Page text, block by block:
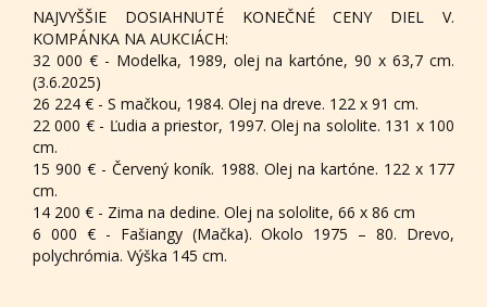
NAJVYŠŠIE DOSIAHNUTÉ KONEČNÉ CENY DIEL V.
KOMPÁNKA NA AUKCIÁCH:
32 000 € - Modelka, 1989, olej na kartóne, 90 x 63,7 cm.
(3.6.2025)
26 224 € - S mačkou, 1984. Olej na dreve. 122 x 91 cm.
22 000 € - Ľudia a priestor, 1997. Olej na sololite. 131 x 100
cm.
15 900 € - Červený koník. 1988. Olej na kartóne. 122 x 177
cm.
14 200 € - Zima na dedine. Olej na sololite, 66 x 86 cm
6 000 € - Fašiangy (Mačka). Okolo 1975 – 80. Drevo,
polychrómia. Výška 145 cm.